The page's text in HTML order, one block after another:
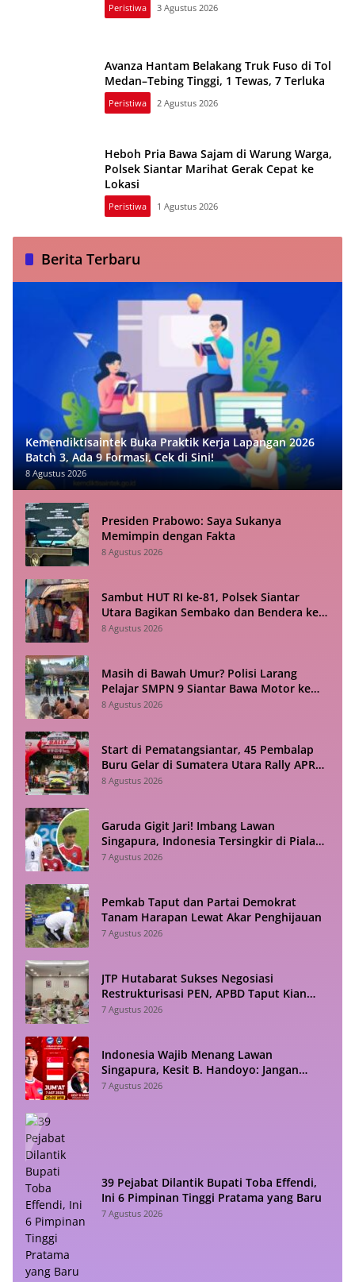
Peristiwa 3 Agustus 2026
Avanza Hantam Belakang Truk Fuso di Tol
Medan–Tebing Tinggi, 1 Tewas, 7 Terluka
Peristiwa 2 Agustus 2026
Heboh Pria Bawa Sajam di Warung Warga,
Polsek Siantar Marihat Gerak Cepat ke
Lokasi
Peristiwa 1 Agustus 2026
Berita Terbaru
Kemendiktisaintek Buka Praktik Kerja Lapangan 2026
Batch 3, Ada 9 Formasi, Cek di Sini!
8 Agustus 2026
Presiden Prabowo: Saya Sukanya
Memimpin dengan Fakta
8 Agustus 2026
Sambut HUT RI ke-81, Polsek Siantar
Utara Bagikan Sembako dan Bendera ke
Warga
8 Agustus 2026
Masih di Bawah Umur? Polisi Larang
Pelajar SMPN 9 Siantar Bawa Motor ke
Sekolah
8 Agustus 2026
Start di Pematangsiantar, 45 Pembalap
Buru Gelar di Sumatera Utara Rally APRC
2026
8 Agustus 2026
Garuda Gigit Jari! Imbang Lawan
Singapura, Indonesia Tersingkir di Piala
ASEAN 2026
7 Agustus 2026
Pemkab Taput dan Partai Demokrat
Tanam Harapan Lewat Akar Penghijauan
7 Agustus 2026
JTP Hutabarat Sukses Negosiasi
Restrukturisasi PEN, APBD Taput Kian
Lega
7 Agustus 2026
Indonesia Wajib Menang Lawan
Singapura, Kesit B. Handoyo: Jangan
Sampai Tekanan Jadi Bumerang
7 Agustus 2026
39 Pejabat Dilantik Bupati Toba Effendi,
Ini 6 Pimpinan Tinggi Pratama yang Baru
7 Agustus 2026